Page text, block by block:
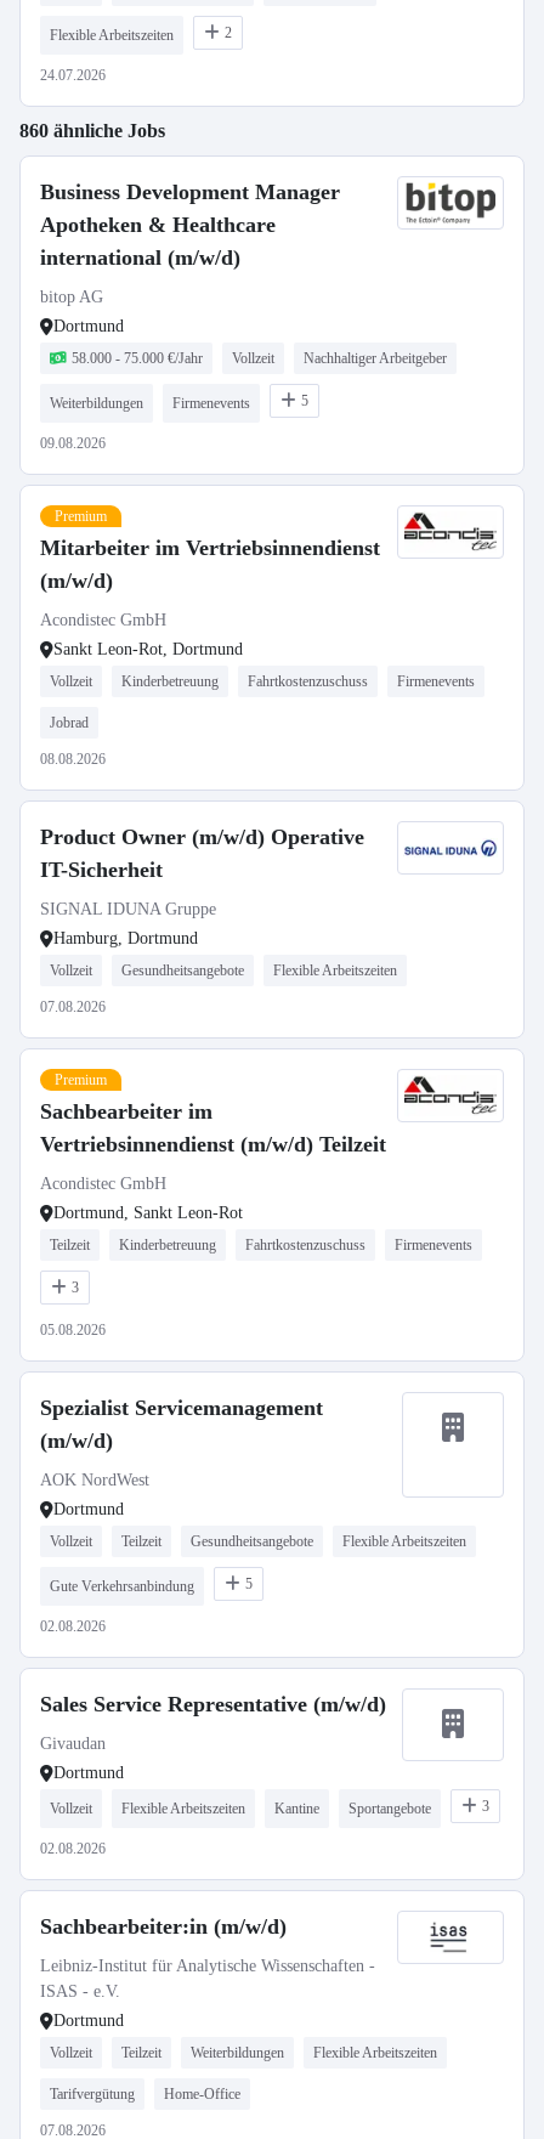
Flexible Arbeitszeiten 2
24.07.2026
860 ähnliche Jobs
Business Development Manager
Apotheken & Healthcare
international (m/w/d)
bitop AG
Dortmund
58.000 - 75.000 €/Jahr Vollzeit Nachhaltiger Arbeitgeber
Weiterbildungen Firmenevents 5
09.08.2026
Premium
Mitarbeiter im Vertriebsinnendienst
(m/w/d)
Acondistec GmbH
Sankt Leon-Rot, Dortmund
Vollzeit Kinderbetreuung Fahrtkostenzuschuss Firmenevents
Jobrad
08.08.2026
Product Owner (m/w/d) Operative
IT-Sicherheit
SIGNAL IDUNA Gruppe
Hamburg, Dortmund
Vollzeit Gesundheitsangebote Flexible Arbeitszeiten
07.08.2026
Premium
Sachbearbeiter im
Vertriebsinnendienst (m/w/d) Teilzeit
Acondistec GmbH
Dortmund, Sankt Leon-Rot
Teilzeit Kinderbetreuung Fahrtkostenzuschuss Firmenevents
3
05.08.2026
Spezialist Servicemanagement
(m/w/d)
AOK NordWest
Dortmund
Vollzeit Teilzeit Gesundheitsangebote Flexible Arbeitszeiten
Gute Verkehrsanbindung 5
02.08.2026
Sales Service Representative (m/w/d)
Givaudan
Dortmund
Vollzeit Flexible Arbeitszeiten Kantine Sportangebote 3
02.08.2026
Sachbearbeiter:in (m/w/d)
Leibniz-Institut für Analytische Wissenschaften -
ISAS - e.V.
Dortmund
Vollzeit Teilzeit Weiterbildungen Flexible Arbeitszeiten
Tarifvergütung Home-Office
07.08.2026